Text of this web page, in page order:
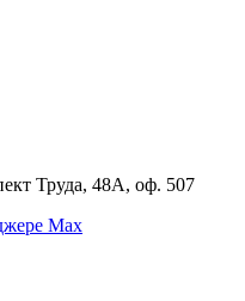
Труда, 48А, оф. 507
Max